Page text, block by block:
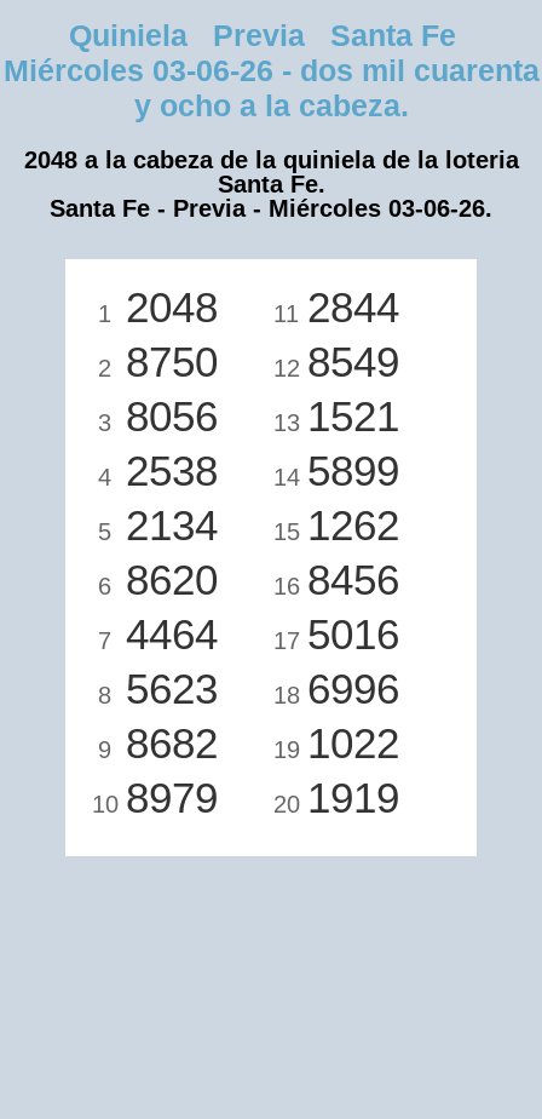
Quiniela Previa Santa Fe
Miércoles 03-06-26 - dos mil cuarenta
y ocho a la cabeza.
2048 a la cabeza de la quiniela de la loteria
Santa Fe.
Santa Fe - Previa - Miércoles 03-06-26.
1 2048
2 8750
3 8056
4 2538
5 2134
6 8620
7 4464
8 5623
9 8682
10 8979
11 2844
12 8549
13 1521
14 5899
15 1262
16 8456
17 5016
18 6996
19 1022
20 1919